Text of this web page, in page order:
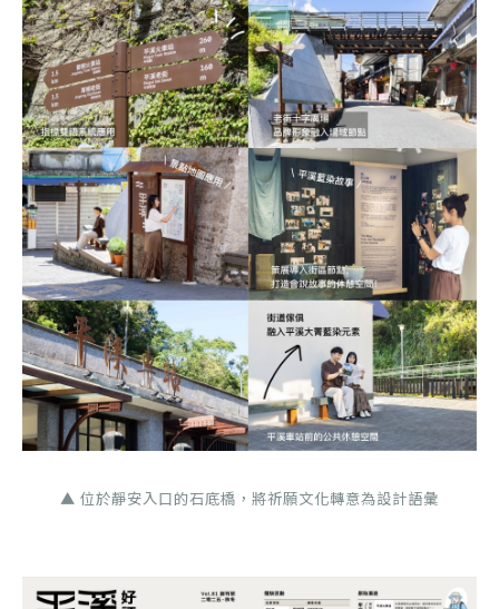
▲ 位於靜安入口的石底橋，將祈願文化轉意為設計語彙